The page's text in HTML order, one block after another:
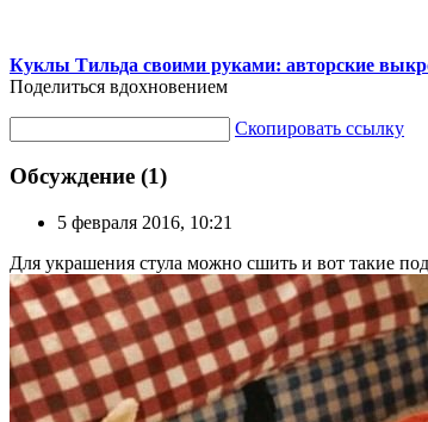
Куклы Тильда своими руками: авторские
Поделиться вдохновением
Скопировать ссылку
Обсуждение (1)
5 февраля 2016, 10:21
Для украшения стула можно сшить и вот такие